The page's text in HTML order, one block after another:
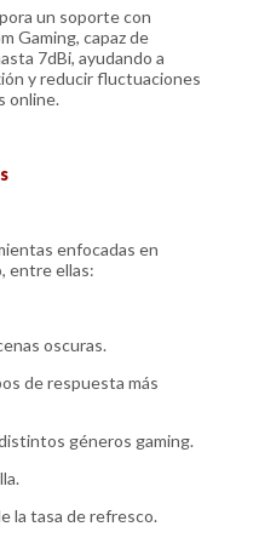
un soporte con
Gaming, capaz de
7dBi, ayudando a
y reducir fluctuaciones
online.
enfocadas en
entre ellas:
oscuras.
de respuesta más
géneros gaming.
la tasa de refresco.